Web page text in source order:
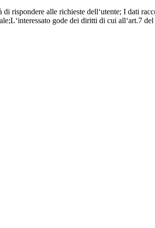
rispondere alle richieste dell‘utente; I dati
gode dei diritti di cui all‘art.7 del